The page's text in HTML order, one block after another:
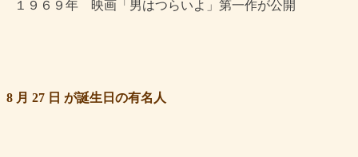
8 月 27 日 が誕生日の有名人